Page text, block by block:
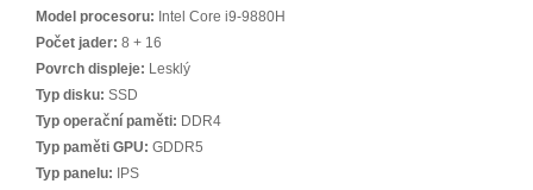
Model procesoru: Intel Core i9-9880H
Počet jader: 8 + 16
Povrch displeje: Lesklý
Typ disku: SSD
Typ operační paměti: DDR4
Typ paměti GPU: GDDR5
Typ panelu:
IPS